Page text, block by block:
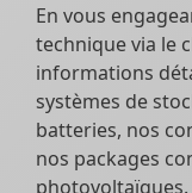
En vous
technique via le
informations
systèmes de
batteries, nos
nos packages